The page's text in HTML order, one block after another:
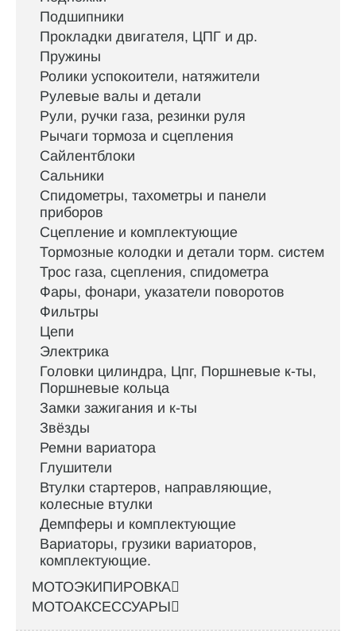
Подшипники
Прокладки двигателя, ЦПГ и др.
Пружины
Ролики успокоители, натяжители
Рулевые валы и детали
Рули, ручки газа, резинки руля
Рычаги тормоза и сцепления
Сайлентблоки
Сальники
Спидометры, тахометры и панели
приборов
Сцепление и комплектующие
Тормозные колодки и детали торм. систем
Трос газа, сцепления, спидометра
Фары, фонари, указатели поворотов
Фильтры
Цепи
Электрика
Головки цилиндра, Цпг, Поршневые к-ты,
Поршневые кольца
Замки зажигания и к-ты
Звёзды
Ремни вариатора
Глушители
Втулки стартеров, направляющие,
колесные втулки
Демпферы и комплектующие
Вариаторы, грузики вариаторов,
комплектующие.
МОТОЭКИПИРОВКА
МОТОАКСЕССУАРЫ